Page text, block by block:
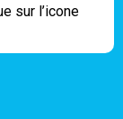
sur l’icone